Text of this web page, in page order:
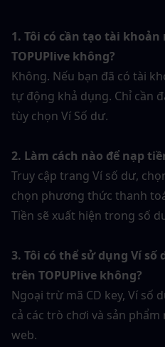
1. Tôi có cần tạo tài
TOPUPlive không?
Không. Nếu bạn đã có tài
tự động khả dụng. Chỉ cần
tùy chọn Ví Số dư.
2. Làm cách nào để nạp
Truy cập trang Ví số dư,
chọn phương thức thanh
Tiền sẽ xuất hiện trong số
3. Tôi có thể sử dụng Ví
trên TOPUPlive không?
Ngoại trừ mã CD key, Ví số
cả các trò chơi và sản
web.